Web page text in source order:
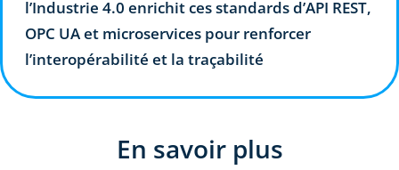
l’Industrie 4.0 enrichit ces standards d’API REST,
OPC UA et microservices pour renforcer
l’interopérabilité et la traçabilité
En savoir plus